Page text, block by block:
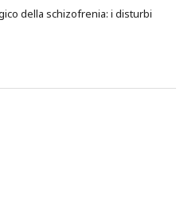
della schizofrenia: i disturbi